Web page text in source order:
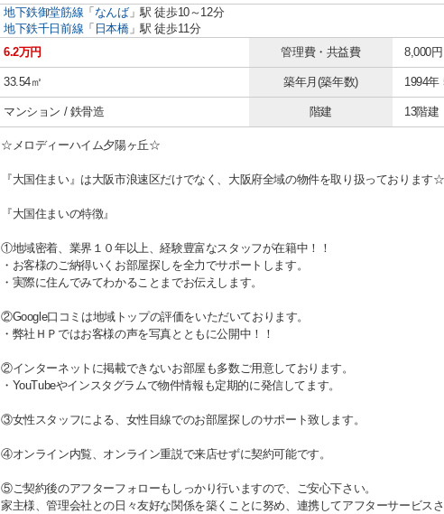
地下鉄御堂筋線 「 なんば」駅 徒歩10～12分
地下鉄千日前線 「 日本橋」駅 徒歩11分
6.2万円 管理費・共益費 8,000円
33.54㎡ 築年月(築年数) 1994年
マンション / 鉄骨造 階建 13階建
☆メロディーハイム夕陽ヶ丘☆
『大国住まい』は大阪市浪速区だけでなく、大阪府全域の物件を取り扱っております☆
『大国住まいの特徴』
①地域密着、業界１０年以上、経験豊富なスタッフが在籍中！！
・お客様のご納得いくお部屋探しを全力でサポートします。
・実際に住んでみてわかることまでお伝えします。
②Google口コミは地域トップの評価をいただいております。
・弊社ＨＰではお客様の声を写真とともに公開中！！
②インターネットに掲載できないお部屋も多数ご用意しております。
・YouTubeやインスタグラムで物件情報も定期的に発信してます。
③女性スタッフによる、女性目線でのお部屋探しのサポート致します。
④オンライン内覧、オンライン重説で来店せずに契約可能です。
⑤ご契約後のアフターフォローもしっかり行いますので、ご安心下さい。
家主様、管理会社との日々友好な関係を築くことに努め、連携してアフターサービスさ